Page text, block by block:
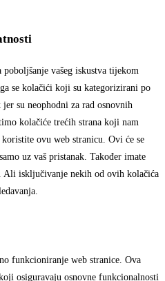
vašeg iskustva tijekom
se kolačići koji su kategorizirani po
su neophodni za rad osnovnih
kolačiće trećih strana koji nam
ovu web stranicu. Ovi će se
uz vaš pristanak. Također imate
Ali isključivanje nekih od ovih kolačića
funkcioniranje web stranice. Ova
osiguravaju osnovne funkcionalnosti